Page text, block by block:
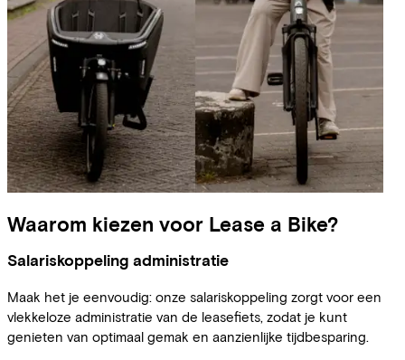
Waarom kiezen voor Lease a Bike?
Salariskoppeling administratie
Maak het je eenvoudig: onze salariskoppeling zorgt voor een
vlekkeloze administratie van de leasefiets, zodat je kunt
genieten van optimaal gemak en aanzienlijke tijdbesparing.